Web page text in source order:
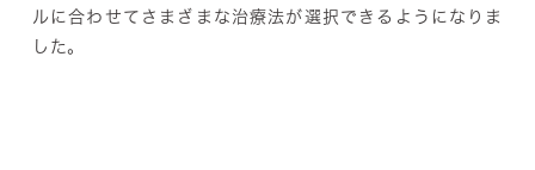
ルに合わせてさまざまな治療法が選択できるようになりま
した。